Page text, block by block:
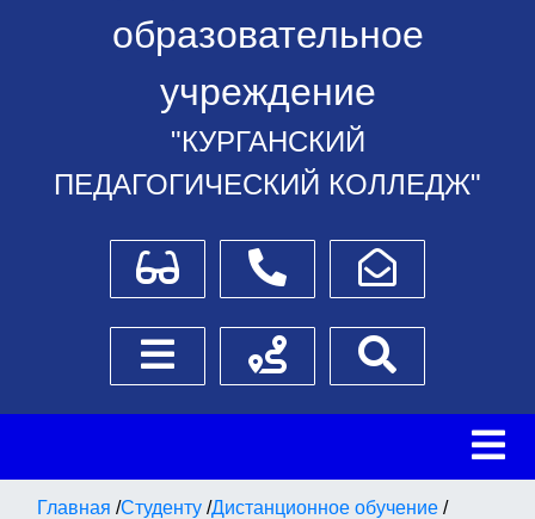
образовательное
учреждение
"КУРГАНСКИЙ
ПЕДАГОГИЧЕСКИЙ КОЛЛЕДЖ"
Для слабовидящихТелефоныНаписать обращение
Боковое менюСхема проезда
Главная /Студенту /Дистанционное обучение /